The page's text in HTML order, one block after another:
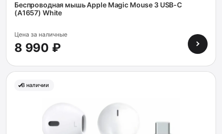
Беспроводная мышь Apple Magic Mouse 3 USB-C
(A1657) White
Цена за наличные
8 990 ₽
В наличии